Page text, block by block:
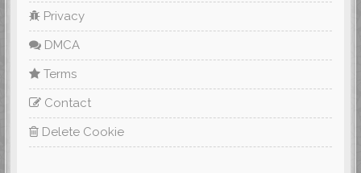
Privacy
DMCA
Terms
Contact
Delete Cookie